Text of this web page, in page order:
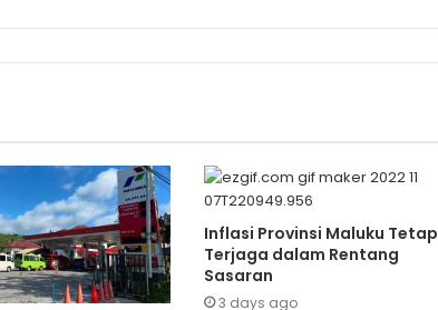
Inflasi Provinsi Maluku Tetap
Terjaga dalam Rentang
Sasaran
3 days ago